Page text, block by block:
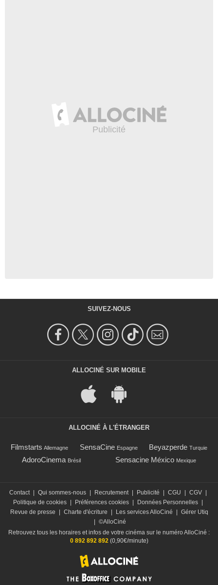
SUIVEZ-NOUS
ALLOCINÉ SUR MOBILE
ALLOCINÉ À L'ÉTRANGER
Filmstarts Allemagne SensaCine Espagne Beyazperde Turquie
AdoroCinema Brésil Sensacine México Mexique
Contact Qui sommes-nous Recrutement Publicité CGU CGV
Politique de cookies
Préférences cookies Données Personnelles
Revue de presse
Charte d'écriture Les services AlloCiné
Gérer Utiq
©AlloCiné
Retrouvez tous les horaires et infos de votre cinéma sur le numéro AlloCiné :
0 892 892 892(0,90€/minute)